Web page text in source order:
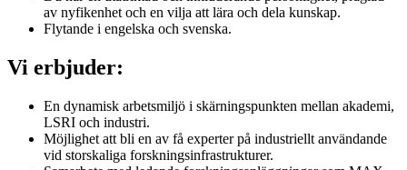
av nyfikenhet och en vilja att lära och dela kunskap.
Flytande i engelska och svenska.
Vi erbjuder:
En dynamisk arbetsmiljö i skärningspunkten mellan akademi,
LSRI och industri.
Möjlighet att bli en av få experter på industriellt användande
vid storskaliga forskningsinfrastrukturer.